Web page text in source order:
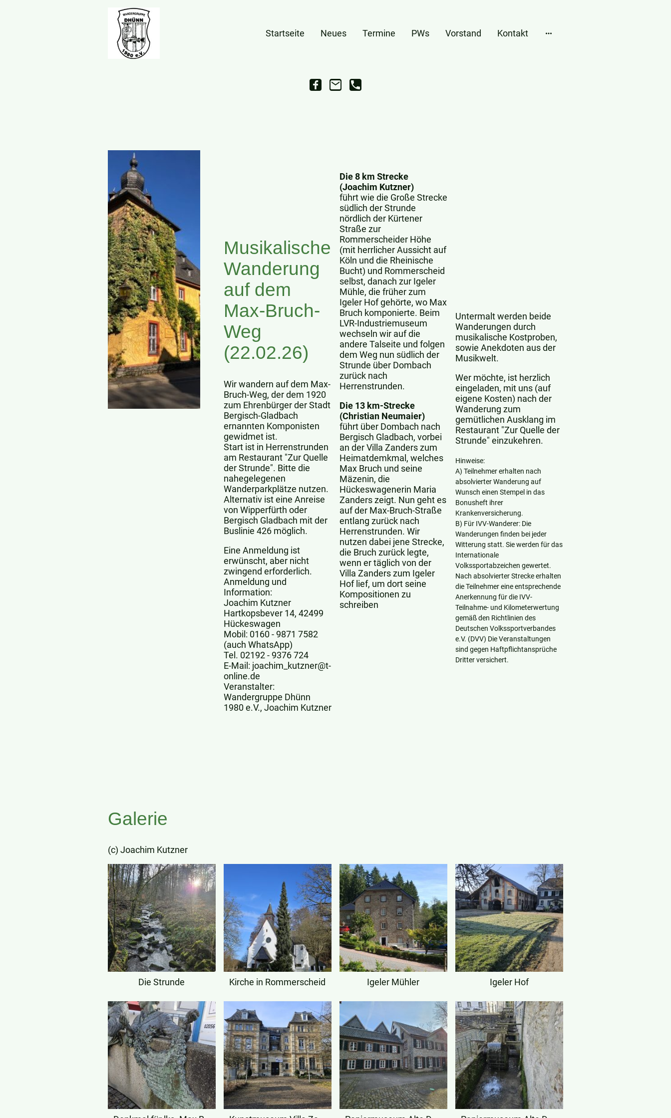
Startseite Neues Termine PWs Vorstand Kontakt
Musikalische
Wanderung
auf dem
Max-Bruch-
Weg
(22.02.26)
Wir wandern auf dem Max-
Bruch-Weg, der dem 1920
zum Ehrenbürger der Stadt
Bergisch-Gladbach
ernannten Komponisten
gewidmet ist.
Start ist in Herrenstrunden
am Restaurant "Zur Quelle
der Strunde". Bitte die
nahegelegenen
Wanderparkplätze nutzen.
Alternativ ist eine Anreise
von Wipperfürth oder
Bergisch Gladbach mit der
Buslinie 426 möglich.
Eine Anmeldung ist
erwünscht, aber nicht
zwingend erforderlich.
Anmeldung und
Information:
Joachim Kutzner
Hartkopsbever 14, 42499
Hückeswagen
Mobil: 0160 - 9871 7582
(auch WhatsApp)
Tel. 02192 - 9376 724
E-Mail: joachim_kutzner@t-
online.de
Veranstalter:
Wandergruppe Dhünn
1980 e.V., Joachim Kutzner
Die 8 km Strecke
(Joachim Kutzner)
führt wie die Große Strecke
südlich der Strunde
nördlich der Kürtener
Straße zur
Rommerscheider Höhe
(mit herrlicher Aussicht auf
Köln und die Rheinische
Bucht) und Rommerscheid
selbst, danach zur Igeler
Mühle, die früher zum
Igeler Hof gehörte, wo Max
Bruch komponierte. Beim
LVR-Industriemuseum
wechseln wir auf die
andere Talseite und folgen
dem Weg nun südlich der
Strunde über Dombach
zurück nach
Herrenstrunden.
Die 13 km-Strecke
(Christian Neumaier)
führt über Dombach nach
Bergisch Gladbach, vorbei
an der Villa Zanders zum
Heimatdemkmal, welches
Max Bruch und seine
Mäzenin, die
Hückeswagenerin Maria
Zanders zeigt. Nun geht es
auf der Max-Bruch-Straße
entlang zurück nach
Herrenstrunden. Wir
nutzen dabei jene Strecke,
die Bruch zurück legte,
wenn er täglich von der
Villa Zanders zum Igeler
Hof lief, um dort seine
Kompositionen zu
schreiben
Untermalt werden beide
Wanderungen durch
musikalische Kostproben,
sowie Anekdoten aus der
Musikwelt.
Wer möchte, ist herzlich
eingeladen, mit uns (auf
eigene Kosten) nach der
Wanderung zum
gemütlichen Ausklang im
Restaurant "Zur Quelle der
Strunde" einzukehren.
Hinweise:
A) Teilnehmer erhalten nach
absolvierter Wanderung auf
Wunsch einen Stempel in das
Bonusheft ihrer
Krankenversicherung.
B) Für IVV-Wanderer: Die
Wanderungen finden bei jeder
Witterung statt. Sie werden für das
Internationale
Volkssportabzeichen gewertet.
Nach absolvierter Strecke erhalten
die Teilnehmer eine entsprechende
Anerkennung für die IVV-
Teilnahme- und Kilometerwertung
gemäß den Richtlinien des
Deutschen Volkssportverbandes
e.V. (DVV) Die Veranstaltungen
sind gegen Haftpflichtansprüche
Dritter versichert.
Galerie
(c) Joachim Kutzner
Die Strunde Kirche in Rommerscheid Igeler Mühler Igeler Hof